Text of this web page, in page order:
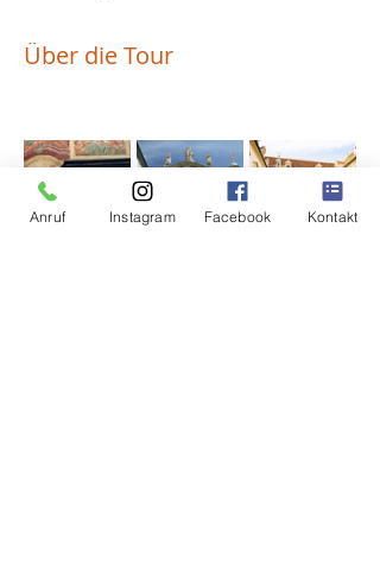
Über die Tour
Anruf Instagram Facebook Kontakt